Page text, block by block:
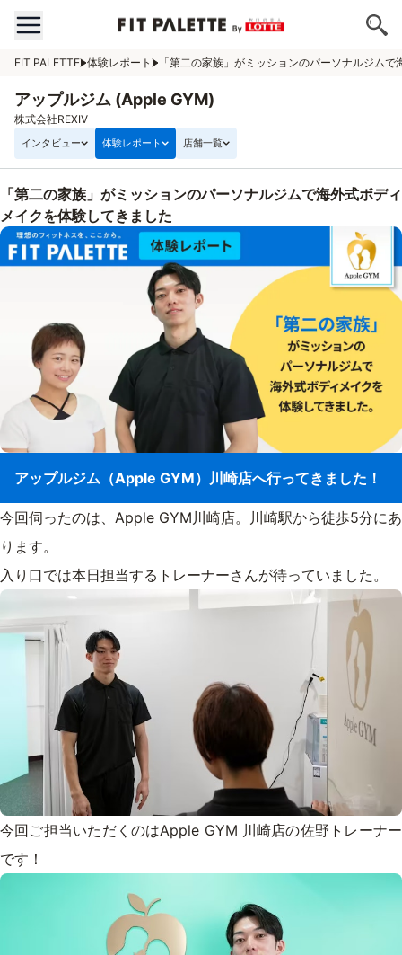
FIT PALETTE 体験レポート 「第二の家族」がミッションのパーソナルジム
アップルジム (Apple GYM)
株式会社REXIV
インタビュー 体験レポート 店舗一覧
「第二の家族」がミッションのパーソナルジムで海外式ボディ
メイクを体験してきました
アップルジム（Apple GYM）川崎店へ行ってきました！
今回伺ったのは、Apple GYM川崎店。川崎駅から徒歩5分にあ
ります。
入り口では本日担当するトレーナーさんが待っていました。
今回ご担当いただくのはApple GYM 川崎店の佐野トレーナー
です！